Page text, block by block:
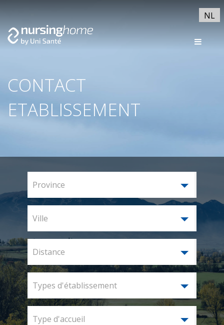
NL
CONTACT
ETABLISSEMENT
Province
Ville
Distance
Types d'établissement
Type d'accueil